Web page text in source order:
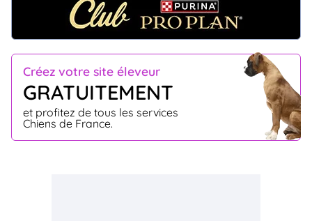
Créez votre site éleveur
GRATUITEMENT
et profitez de tous les services
Chiens de France.